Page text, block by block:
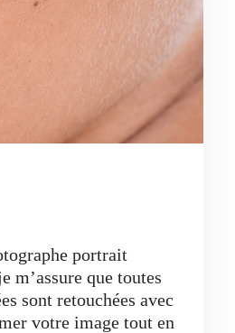
portrait
m’assure que toutes
sont retouchées avec
votre image tout en